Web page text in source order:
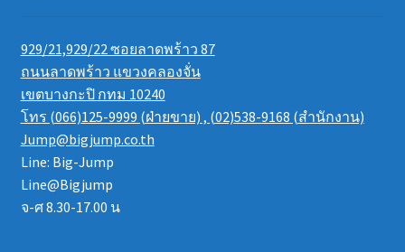
929/21,929/22 ซอยลาดพร้าว 87
ถนนลาดพร้าว แขวงคลองจั่น
เขตบางกะปิ กทม 10240
โทร (066)125-9999 (ฝ่ายขาย) , (02)538-9168 (สำนักงาน)
Jump@bigjump.co.th
Line: Big-Jump
Line@Bigjump
จ-ศ 8.30-17.00 น